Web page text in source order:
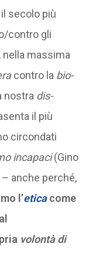
secolo più
contro gli
massima
contro la bio-
nostra dis-
il più
circondati
incapaci(Gino
anche perché,
l’eticacome
volontà di